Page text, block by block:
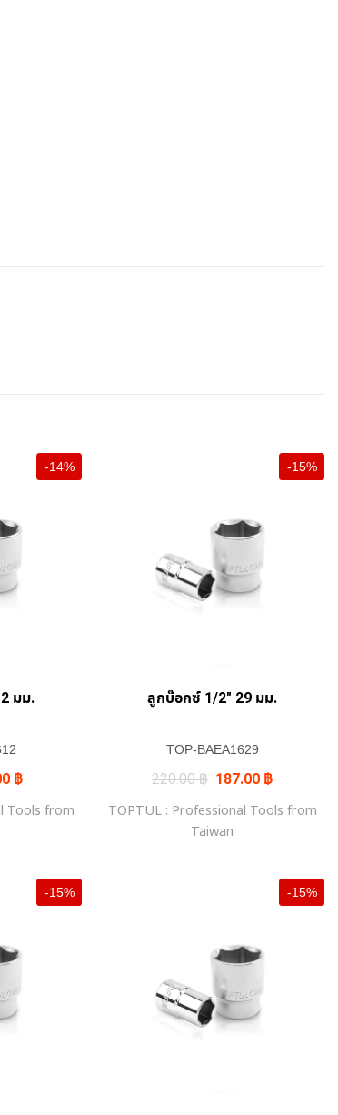
-14%
มม.
฿.
฿Current
is:
60.00 ฿.
Tools from
-15%
+
ลูกบ๊อกซ์ 1/2″ 29 มม.
TOP-BAEA1629
220.00฿ Original
price
was:
220.00 ฿.
187.00 ฿Current
is:
187.00 ฿.
TOPTUL : Professional Tools from
Taiwan
-15% -15%
+